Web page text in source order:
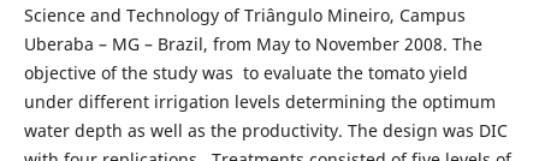
Science and Technology of Triângulo Mineiro, Campus
Uberaba – MG – Brazil, from May to November 2008. The
objective of the study was to evaluate the tomato yield
under different irrigation levels determining the optimum
water depth as well as the productivity. The design was DIC